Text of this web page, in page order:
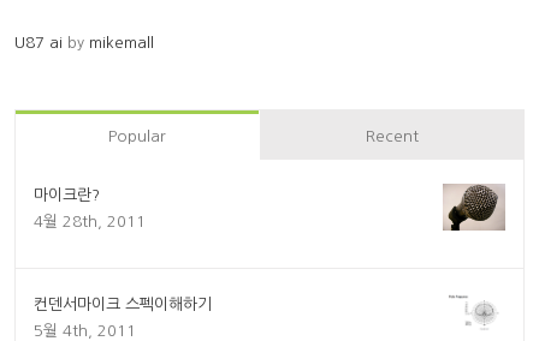
U87 ai by mikemall
Popular Recent
마이크란?
4월 28th, 2011
컨덴서마이크 스펙이해하기
5월 4th, 2011